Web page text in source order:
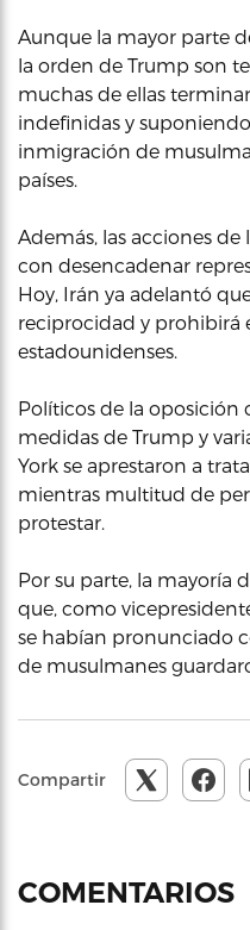
Aunque la mayor parte
la orden de Trump son
muchas de ellas
indefinidas y
inmigración de
países.
Además, las acciones de
con desencadenar
Hoy, Irán ya adelantó
reciprocidad y prohibirá
estadounidenses.
Políticos de la
medidas de Trump y
York se aprestaron a
mientras multitud de
protestar.
Por su parte, la mayoría
que, como
se habían pronunciado
de musulmanes
Compartir
COMENTARIOS